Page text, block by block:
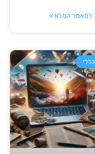
למאמר המלא »
כללי